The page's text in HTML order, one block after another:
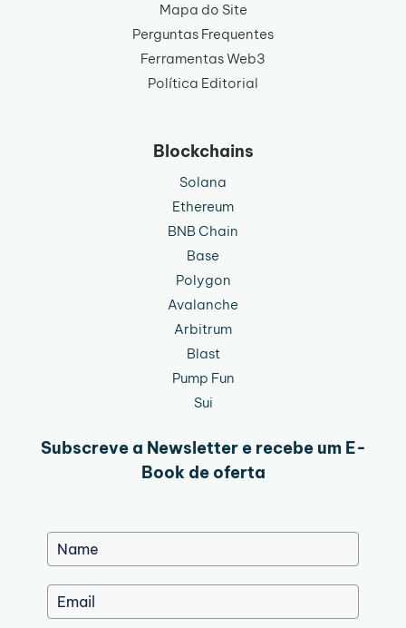
Mapa do Site
Perguntas Frequentes
Ferramentas Web3
Política Editorial
Blockchains
Solana
Ethereum
BNB Chain
Base
Polygon
Avalanche
Arbitrum
Blast
Pump Fun
Sui
Subscreve a Newsletter e recebe um E-
Book de oferta